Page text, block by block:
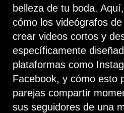
belleza de tu boda.
cómo los videógrafos
crear videos cortos y
específicamente
plataformas como
Facebook, y cómo esto
parejas compartir
sus seguidores de una